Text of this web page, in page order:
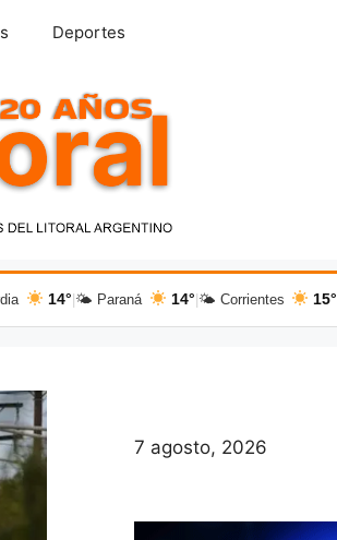
Deportes
14° 🌤 Paraná 14° 🌤 Corrientes 15°
7 agosto, 2026